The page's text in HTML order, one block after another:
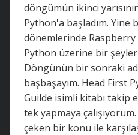
döngümün ikinci
Python'a başladım. Yine
dönemlerinde
Python üzerine bir şeyler
Döngünün bir sonraki
başbaşayım. Head First
Guilde isimli kitabı takip
tek yapmaya
çeken bir konu ile